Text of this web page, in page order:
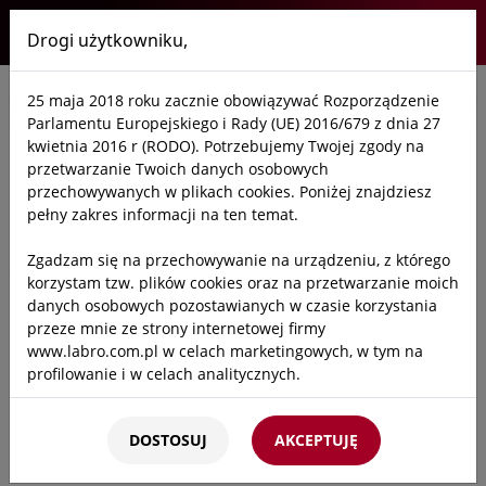
Labro
Start / Oferta / Laboratoria / Szafy bezpieczne / Akcesoria do szaf
Stalowa półka dla CHEMISAFE 60
SKU:RIPCS60
Proszkowo pokryta, stalowa półka dla szaf CHEMISAFE
60:
CS104G
CS104P/2C
Drogi użytkowniku,
25 maja 2018 roku zacznie obowiązywać Rozporządzenie
Parlamentu Europejskiego i Rady (UE) 2016/679 z dnia 27
kwietnia 2016 r (RODO). Potrzebujemy Twojej zgody na
przetwarzanie Twoich danych osobowych
przechowywanych w plikach cookies. Poniżej znajdziesz
pełny zakres informacji na ten temat.
Zgadzam się na przechowywanie na urządzeniu, z którego
korzystam tzw. plików cookies oraz na przetwarzanie moich
danych osobowych pozostawianych w czasie korzystania
przeze mnie ze strony internetowej firmy
www.labro.com.pl w celach marketingowych, w tym na
profilowanie i w celach analitycznych.
Kto będzie administratorem Twoich danych?
Administratorami Twoich danych będziemy my: Firma
Labro Technologie sp.z o.o.sp.k. z siedzibą w Krakowie ul.
DOSTOSUJ AKCEPTUJĘ